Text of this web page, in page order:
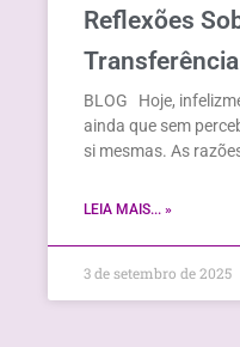
Reflexões
BLOG Hoje,
ainda que sem
si mesmas. As
LEIA MAIS... »
3 de setembro de 2025